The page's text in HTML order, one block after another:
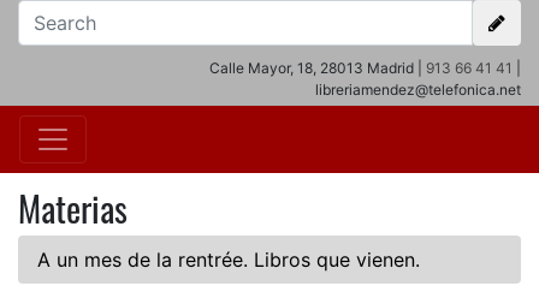
Calle Mayor, 18, 28013 Madrid | 913 66 41 41
libreriamendez@telefonica.net
Materias
A un mes de la rentrée. Libros que vienen.